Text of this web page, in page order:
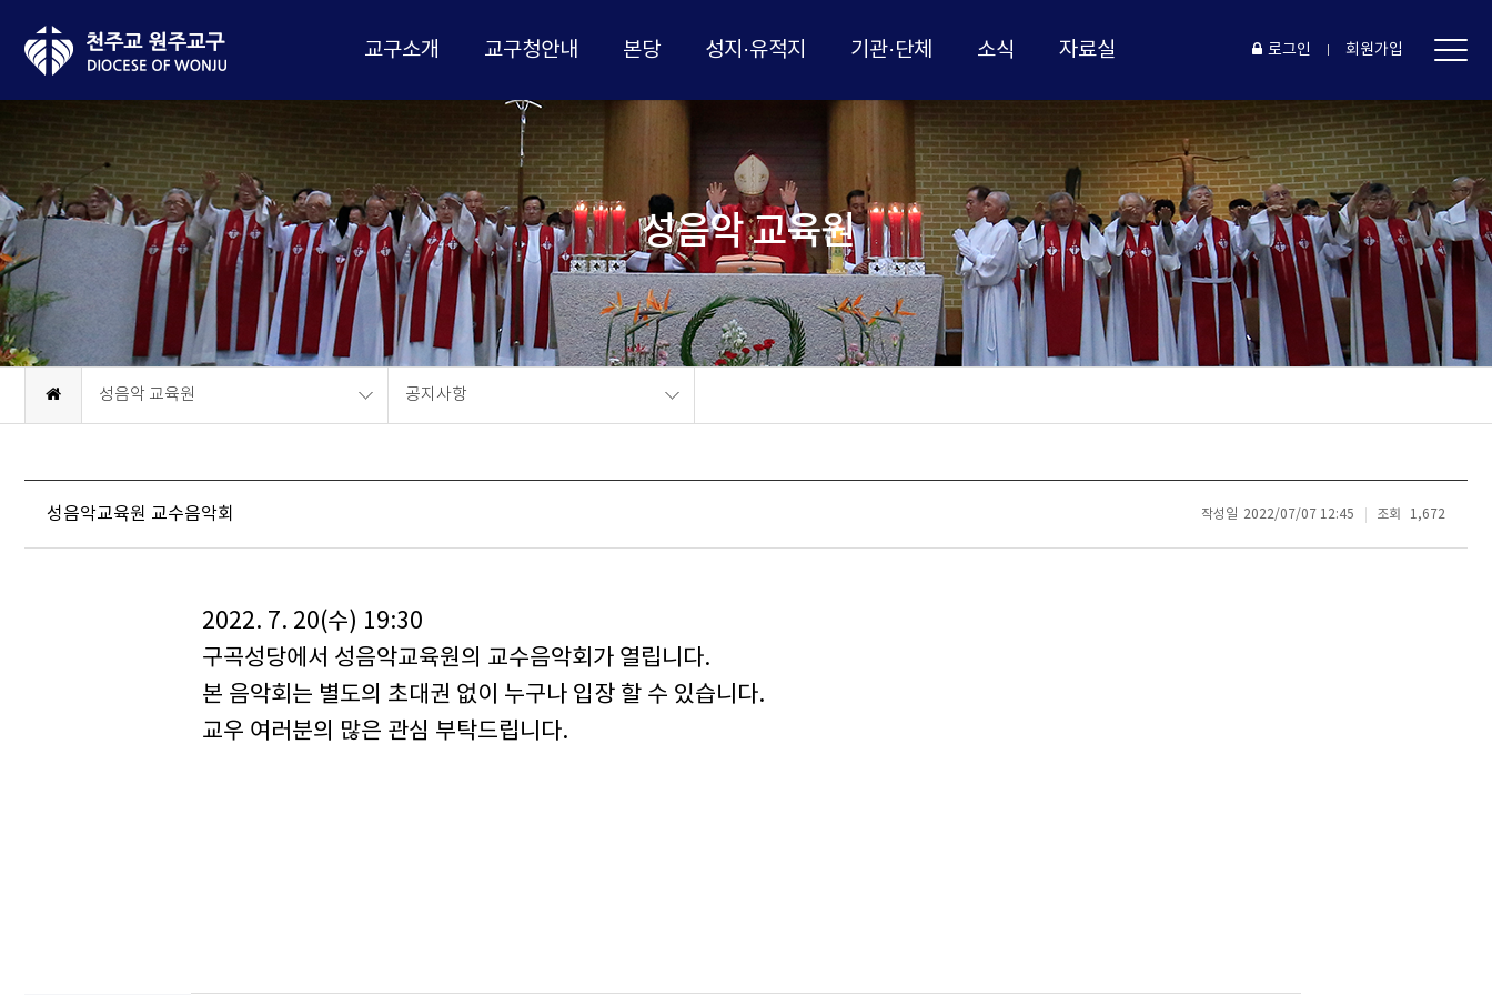
교구소개 교구청안내 본당 성지·유적지 기관·단체 소식 자료실 로그인 회원가입
성음악 교육원
성음악 교육원 공지사항
성음악교육원 교수음악회 작성일 2022/07/07 12:45 조회 1,672
2022. 7. 20(수) 19:30
구곡성당에서 성음악교육원의 교수음악회가 열립니다.
본 음악회는 별도의 초대권 없이 누구나 입장 할 수 있습니다.
교우 여러분의 많은 관심 부탁드립니다.